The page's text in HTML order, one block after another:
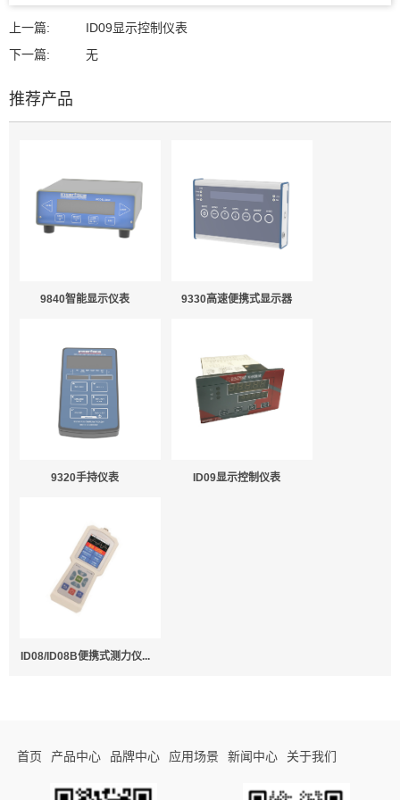
上一篇:
ID09显示控制仪表
下一篇:
无
推荐产品
9840智能显示仪表 9330高速便携式显示器
9320手持仪表 ID09显示控制仪表
ID08/ID08B便携式测力仪...
首页 产品中心 品牌中心 应用场景 新闻中心 关于我们